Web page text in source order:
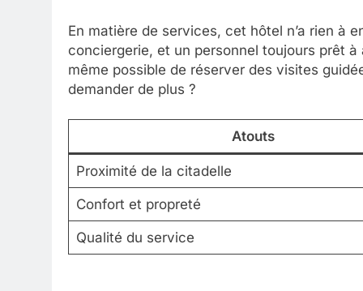
En matière de services, cet hôtel n’a rien à
conciergerie, et un personnel toujours prêt
même possible de réserver des visites
demander de plus ?
Atouts
Proximité de la citadelle
Confort et propreté
Qualité du service